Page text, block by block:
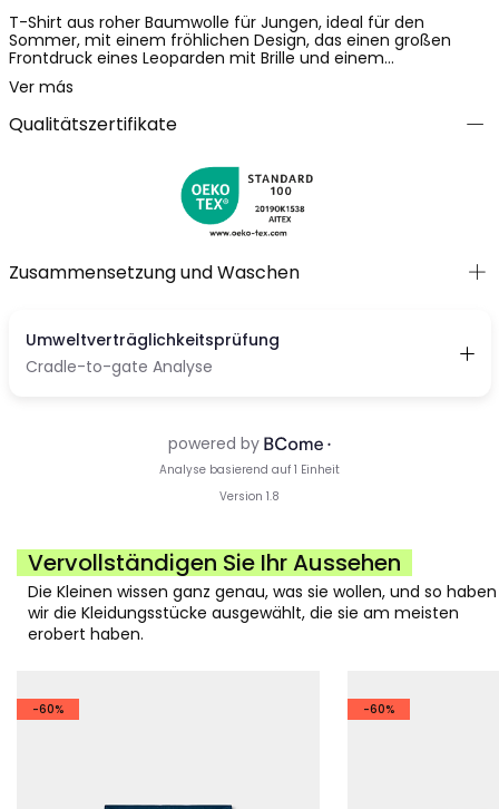
T-Shirt aus roher Baumwolle für Jungen, ideal für den
Sommer, mit einem fröhlichen Design, das einen großen
Frontdruck eines Leoparden mit Brille und einem
inspirierenden Spruch zeigt. Der Baumwollstoff bietet Komfort
und Atmungsaktivität, perfekt für den täglichen Gebrauch.
Erhältlich in Größen von 12 Monaten bis 10 Jahren, passt sie
sich dem Wachstum Ihres Kleinen an. Ihre neutrale Farbe
und macht dieses T-Shirt zu einer vielseitigen und spaßigen
Option für tägliche Abenteuer.
Ver más
Qualitätszertifikate
Zusammensetzung und Waschen
Vervollständigen Sie Ihr Aussehen
Die Kleinen wissen ganz genau, was sie wollen, und so haben
wir die Kleidungsstücke ausgewählt, die sie am meisten
erobert haben.
-60% -60%